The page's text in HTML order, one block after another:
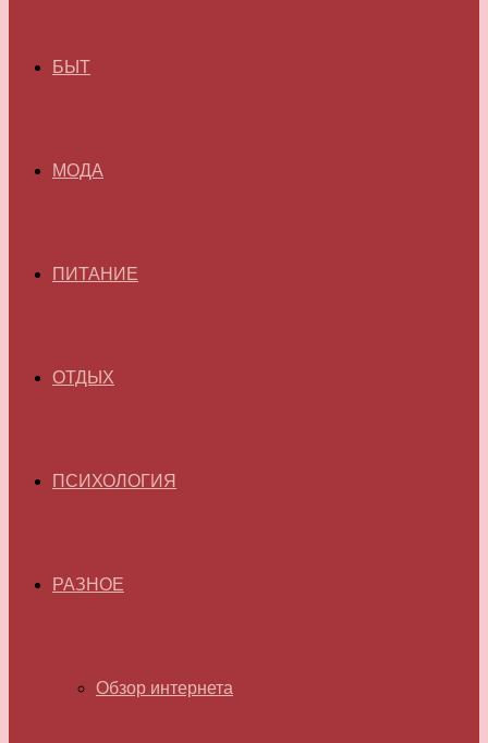
БЫТ
МОДА
ПИТАНИЕ
ОТДЫХ
ПСИХОЛОГИЯ
РАЗНОЕ
Обзор интернета